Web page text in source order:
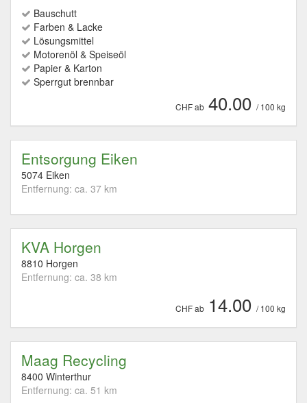
Bauschutt
Farben & Lacke
Lösungsmittel
Motorenöl & Speiseöl
Papier & Karton
Sperrgut brennbar
CHF ab 40.00 / 100 kg
Entsorgung Eiken
5074 Eiken
Entfernung: ca. 37 km
KVA Horgen
8810 Horgen
Entfernung: ca. 38 km
CHF ab 14.00 / 100 kg
Maag Recycling
8400 Winterthur
Entfernung: ca. 51 km